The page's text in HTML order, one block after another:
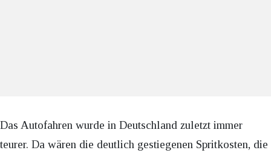
Das Autofahren wurde in Deutschland zuletzt immer
teurer. Da wären die deutlich gestiegenen Spritkosten, die